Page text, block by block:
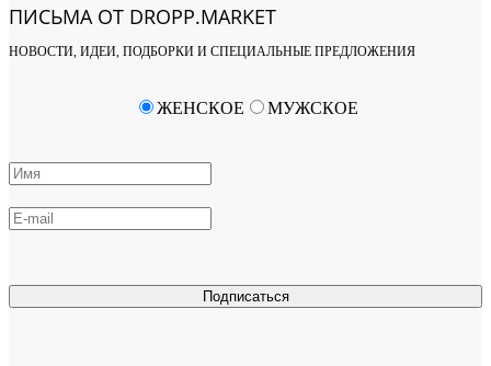
ПИСЬМА ОТ DROPP.MARKET
НОВОСТИ, ИДЕИ, ПОДБОРКИ И СПЕЦИАЛЬНЫЕ ПРЕДЛОЖЕНИЯ
Подписаться
ЖЕНСКОЕ МУЖСКОЕ